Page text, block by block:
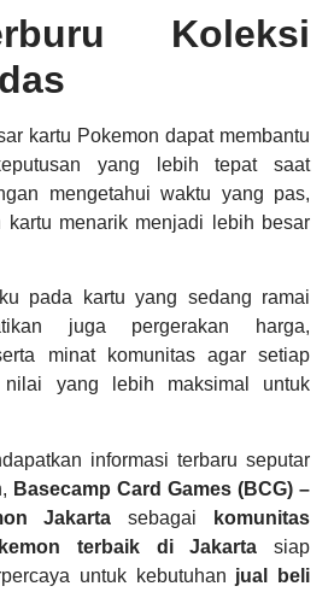
Koleksi
kartu Pokemon dapat membantu
yang lebih tepat saat
mengetahui waktu yang pas,
kartu menarik menjadi lebih besar
pada kartu yang sedang ramai
juga pergerakan harga,
minat komunitas agar setiap
nilai yang lebih maksimal untuk
informasi terbaru seputar
Basecamp Card Games (BCG) –
Jakarta sebagai
komunitas
terbaik di Jakarta siap
untuk kebutuhan jual beli